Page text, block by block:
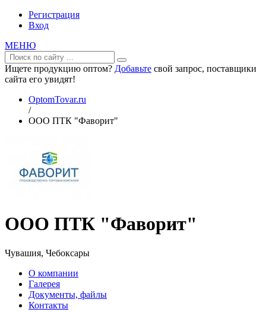
Регистрация
Вход
МЕНЮ
Ищете продукцию оптом? Добавьте свой запрос, поставщики
сайта его увидят!
OptomTovar.ru
/
ООО ПТК "Фаворит"
ООО ПТК "Фаворит"
Чувашия, Чебоксары
О компании
Галерея
Документы, файлы
Контакты